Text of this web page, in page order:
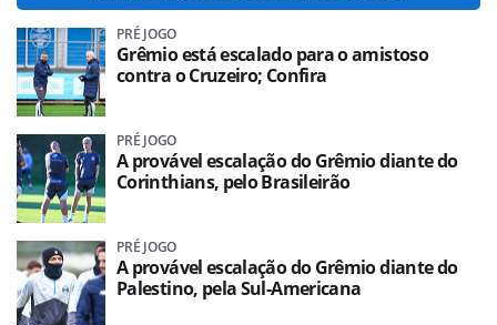
PRÉ JOGO
Grêmio está escalado para o amistoso
contra o Cruzeiro; Confira
PRÉ JOGO
A provável escalação do Grêmio diante do
Corinthians, pelo Brasileirão
PRÉ JOGO
A provável escalação do Grêmio diante do
Palestino, pela Sul-Americana